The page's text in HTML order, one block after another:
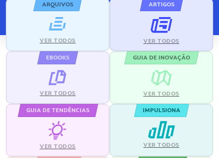
ARQUIVOS
VER TODOS
ARTIGOS
VER TODOS
EBOOKS
VER TODOS
GUIA DE INOVAÇÃO
VER TODOS
GUIA DE TENDÊNCIAS
VER TODOS
IMPULSIONA
VER TODOS